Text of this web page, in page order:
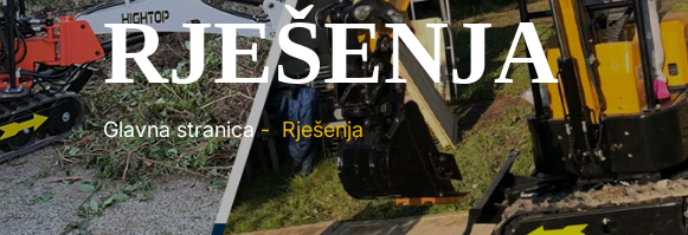
RJEŠENJA
Glavna stranica- Rješenja